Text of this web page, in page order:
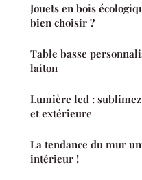
Jouets en bois
bien choisir ?
Table basse
laiton
Lumière led :
et extérieure
La tendance du mur
intérieur !